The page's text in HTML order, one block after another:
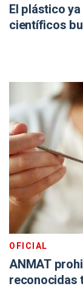
El plástico
científicos
OFICIAL
ANMAT
reconocidas